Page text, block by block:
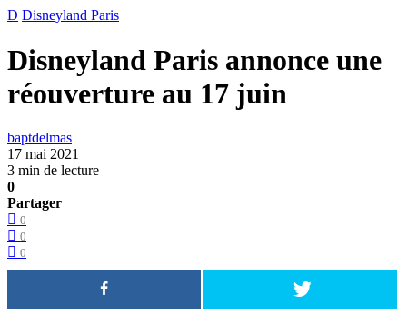
D Disneyland Paris
Disneyland Paris annonce une
réouverture au 17 juin
baptdelmas
17 mai 2021
3 min de lecture
0
Partager
0
0
0